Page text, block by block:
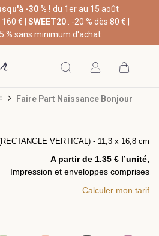
-30 % ! du 1er au 15 août
€ | SWEET20: -20 % dès 80 € |
% sans minimum d'achat
Faire Part Naissance Bonjour
VERTICAL) - 11,3 x 16,8 cm
A partir de 1.35 € l’unité,
Impression et enveloppes comprises
Calculer mon tarif